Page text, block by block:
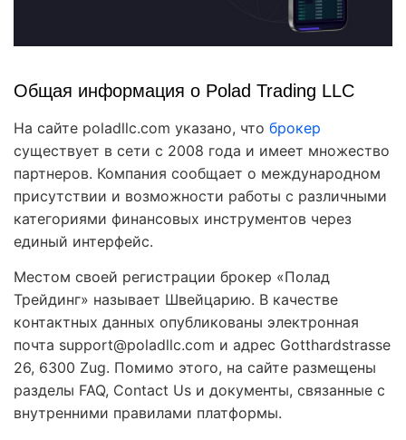
Общая информация о Polad Trading LLC
На сайте poladllc.com указано, что брокер
существует в сети с 2008 года и имеет множество
партнеров. Компания сообщает о международном
присутствии и возможности работы с различными
категориями финансовых инструментов через
единый интерфейс.
Местом своей регистрации брокер «Полад
Трейдинг» называет Швейцарию. В качестве
контактных данных опубликованы электронная
почта support@poladllc.com и адрес Gotthardstrasse
26, 6300 Zug. Помимо этого, на сайте размещены
разделы FAQ, Contact Us и документы, связанные с
внутренними правилами платформы.